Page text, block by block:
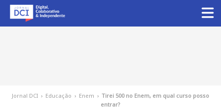
Jornal DCI › Educação › Enem › Tirei 500 no Enem, em qual curso posso
entrar?